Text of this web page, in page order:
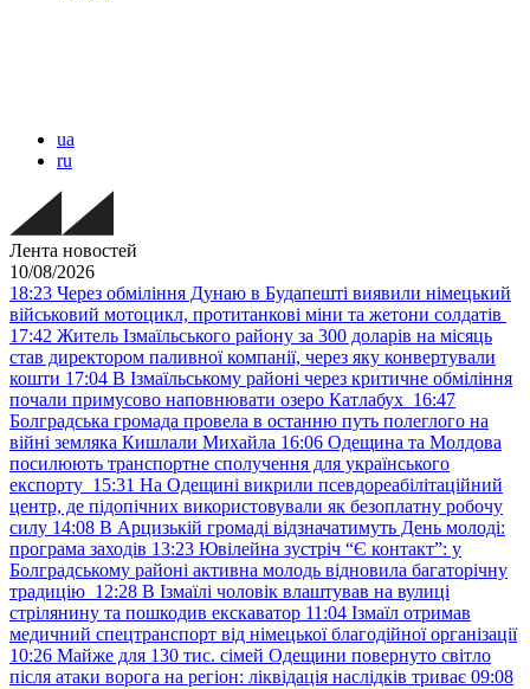
ua
ru
Лента новостей
10/08/2026
18:23 Через обміління Дунаю в Будапешті виявили німецький
військовий мотоцикл, протитанкові міни та жетони солдатів
17:42 Житель Ізмаїльського району за 300 доларів на місяць
став директором паливної компанії, через яку конвертували
кошти 17:04 В Ізмаїльському районі через критичне обміління
почали примусово наповнювати озеро Катлабух 16:47
Болградська громада провела в останню путь полеглого на
війні земляка Кишлали Михайла 16:06 Одещина та Молдова
посилюють транспортне сполучення для українського
експорту 15:31 На Одещині викрили псевдореабілітаційний
центр, де підопічних використовували як безоплатну робочу
силу 14:08 В Арцизькій громаді відзначатимуть День молоді:
програма заходів 13:23 Ювілейна зустріч “Є контакт”: у
Болградському районі активна молодь відновила багаторічну
традицію 12:28 В Ізмаїлі чоловік влаштував на вулиці
стрілянину та пошкодив екскаватор 11:04 Ізмаїл отримав
медичний спецтранспорт від німецької благодійної організації
10:26 Майже для 130 тис. сімей Одещини повернуто світло
після атаки ворога на регіон: ліквідація наслідків триває 09:08